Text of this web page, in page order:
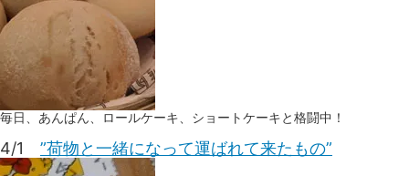
毎日、あんぱん、ロールケーキ、ショートケーキと格闘中！
4/1 ”荷物と一緒になって運ばれて来たもの”